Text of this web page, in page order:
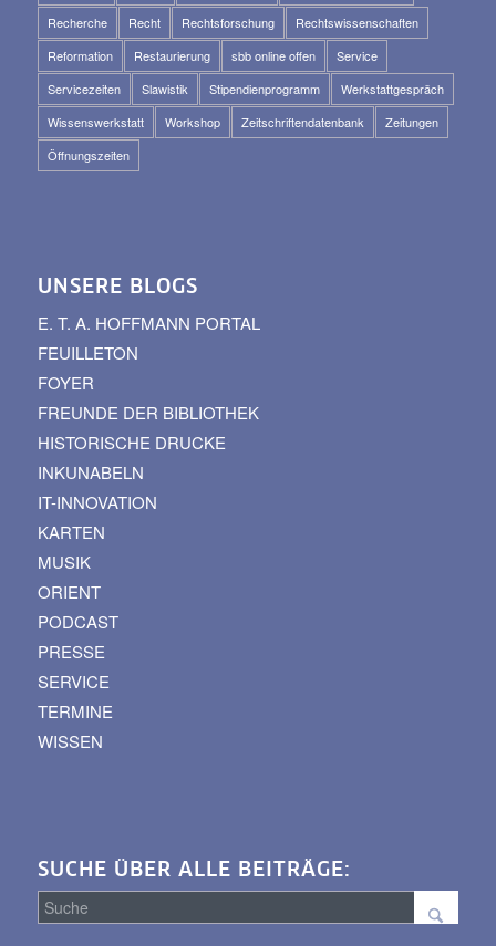
Recherche
Recht Rechtsforschung
Rechtswissenschaften
Reformation
Restaurierung sbb online offen
Service
Servicezeiten
Slawistik Stipendienprogramm
Werkstattgespräch
Wissenswerkstatt
Workshop Zeitschriftendatenbank
Zeitungen
Öffnungszeiten
UNSERE BLOGS
E. T. A. HOFFMANN PORTAL
FEUILLETON
FOYER
FREUNDE DER BIBLIOTHEK
HISTORISCHE DRUCKE
INKUNABELN
IT-INNOVATION
KARTEN
MUSIK
ORIENT
PODCAST
PRESSE
SERVICE
TERMINE
WISSEN
SUCHE ÜBER ALLE BEITRÄGE: